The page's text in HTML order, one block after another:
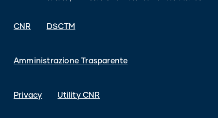
CNR DSCTM
Amministrazione Trasparente
Privacy Utility CNR